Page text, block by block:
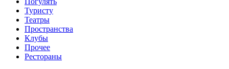
Туристу
Театры
Пространства
Клубы
Прочее
Рестораны